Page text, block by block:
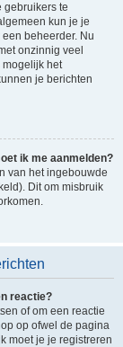
gebruikers te
kun je je
beheerder. Nu
onzinnig veel
mogelijk het
je berichten
ik me aanmelden?
van het ingebouwde
Dit om misbruik
reactie?
of om een reactie
op ofwel de pagina
moet je je registreren